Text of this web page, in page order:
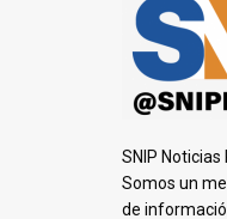
SNIP Noticias
Somos un
de